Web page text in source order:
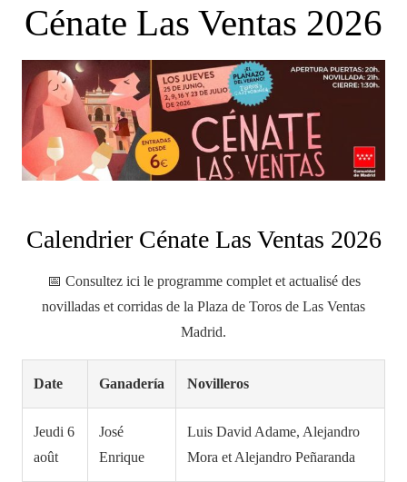
Cénate Las Ventas 2026
Calendrier Cénate Las Ventas 2026
📅 Consultez ici le programme complet et actualisé des
novilladas et corridas de la Plaza de Toros de Las Ventas
Madrid.
Date Ganadería Novilleros
Jeudi 6
août
José
Enrique
Luis David Adame, Alejandro
Mora et Alejandro Peñaranda